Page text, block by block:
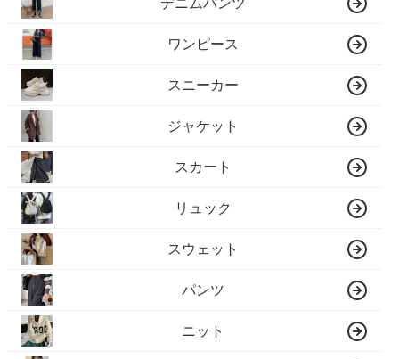
ワンピース
スニーカー
ジャケット
スカート
リュック
スウェット
パンツ
ニット